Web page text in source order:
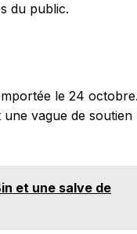
du public.
le 24 octobre.
vague de soutien
et une salve de